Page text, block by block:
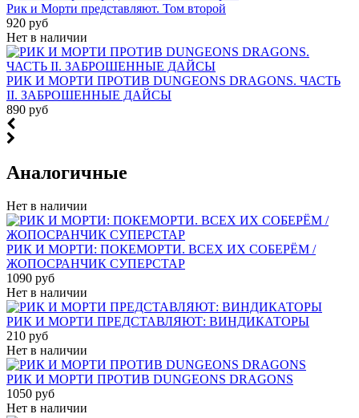
Рик и Морти представляют. Том второй
920 руб
Нет в наличии
РИК И МОРТИ ПРОТИВ DUNGEONS DRAGONS. ЧАСТЬ
II. ЗАБРОШЕННЫЕ ДАЙСЫ
890 руб
Аналогичные
Нет в наличии
РИК И МОРТИ: ПОКЕМОРТИ. ВСЕХ ИХ СОБЕРЁМ /
ЖОПОСРАНЧИК СУПЕРСТАР
1090 руб
Нет в наличии
РИК И МОРТИ ПРЕДСТАВЛЯЮТ: ВИНДИКАТОРЫ
210 руб
Нет в наличии
РИК И МОРТИ ПРОТИВ DUNGEONS DRAGONS
1050 руб
Нет в наличии